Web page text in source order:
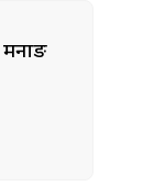
मनाङ